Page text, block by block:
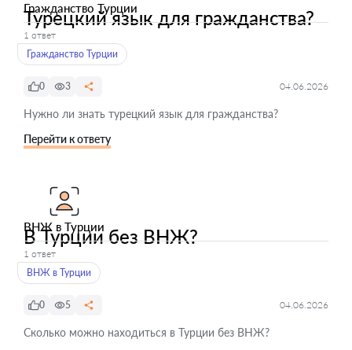
Гражданство Турции
Турецкий язык для гражданства?
1 ответ
Гражданство Турции
0 3 04.06.2026
Нужно ли знать турецкий язык для гражданства?
Перейти к ответу
ВНЖ в Турции
В Турции без ВНЖ?
1 ответ
ВНЖ в Турции
0 5 04.06.2026
Сколько можно находиться в Турции без ВНЖ?